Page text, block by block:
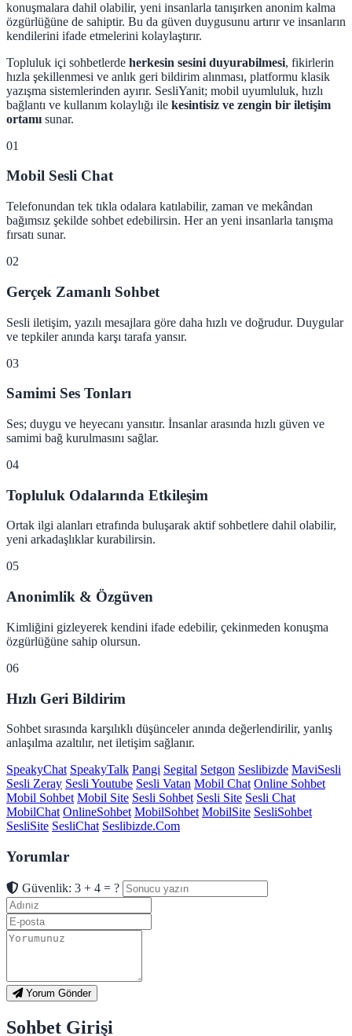
konuşmalara dahil olabilir, yeni insanlarla tanışırken anonim kalma
özgürlüğüne de sahiptir. Bu da güven duygusunu artırır ve insanların
kendilerini ifade etmelerini kolaylaştırır.
Topluluk içi sohbetlerde herkesin sesini duyurabilmesi, fikirlerin
hızla şekillenmesi ve anlık geri bildirim alınması, platformu klasik
yazışma sistemlerinden ayırır. SesliYanit; mobil uyumluluk, hızlı
bağlantı ve kullanım kolaylığı ile kesintisiz ve zengin bir iletişim
ortamı sunar.
01
Mobil Sesli Chat
Telefonundan tek tıkla odalara katılabilir, zaman ve mekândan
bağımsız şekilde sohbet edebilirsin. Her an yeni insanlarla tanışma
fırsatı sunar.
02
Gerçek Zamanlı Sohbet
Sesli iletişim, yazılı mesajlara göre daha hızlı ve doğrudur. Duygular
ve tepkiler anında karşı tarafa yansır.
03
Samimi Ses Tonları
Ses; duygu ve heyecanı yansıtır. İnsanlar arasında hızlı güven ve
samimi bağ kurulmasını sağlar.
04
Topluluk Odalarında Etkileşim
Ortak ilgi alanları etrafında buluşarak aktif sohbetlere dahil olabilir,
yeni arkadaşlıklar kurabilirsin.
05
Anonimlik & Özgüven
Kimliğini gizleyerek kendini ifade edebilir, çekinmeden konuşma
özgürlüğüne sahip olursun.
06
Hızlı Geri Bildirim
Sohbet sırasında karşılıklı düşünceler anında değerlendirilir, yanlış
anlaşılma azaltılır, net iletişim sağlanır.
SpeakyChat SpeakyTalk Pangi Segital Setgon Seslibizde MaviSesli
Sesli Zeray Sesli Youtube Sesli Vatan Mobil Chat Online Sohbet
Mobil Sohbet Mobil Site Sesli Sohbet Sesli Site Sesli Chat
MobilChat OnlineSohbet MobilSohbet MobilSite SesliSohbet
SesliSite SesliChat Seslibizde.Com
Yorumlar
Güvenlik: 3 + 4 = ?
Yorum Gönder
Sohbet Girişi